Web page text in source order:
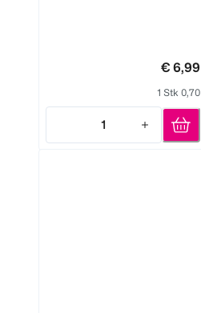
€ 6,99
1 Stk 0,70
1
Quantity: 1